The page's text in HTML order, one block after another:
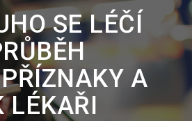
SE LÉČÍ
A
LÉKAŘI